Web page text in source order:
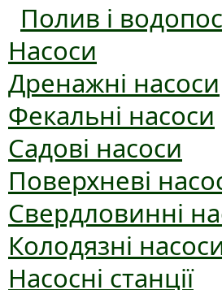
Полив і
Насоси
Дренажні насоси
Фекальні насоси
Садові насоси
Поверхневі
Свердловинні
Колодязні
Насосні станції